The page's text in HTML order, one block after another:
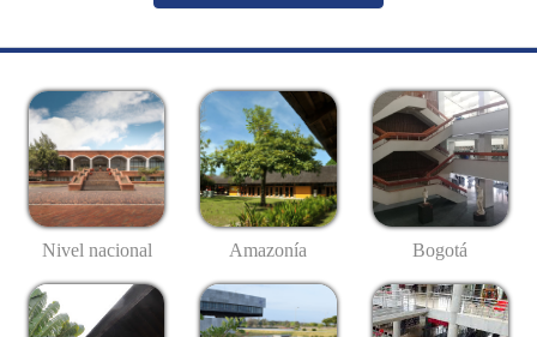
Nivel nacional Amazonía Bogotá